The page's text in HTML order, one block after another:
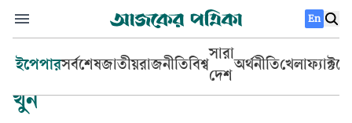
En
ইপেপারসর্বশেষজাতীয়রাজনীতিবিশ্ব
সারা
দেশ
অর্থনীতিখেলা
খুন